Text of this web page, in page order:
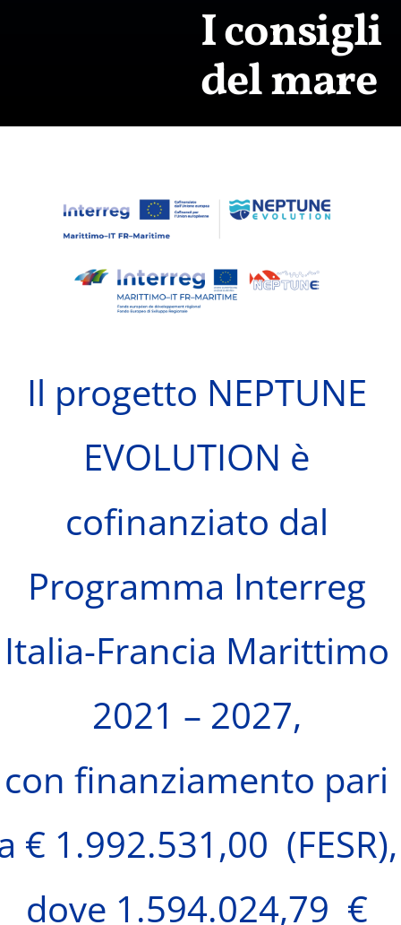
I consigli
del mare
Il progetto NEPTUNE
EVOLUTION è
cofinanziato dal
Programma Interreg
Italia-Francia Marittimo
2021 – 2027,
con finanziamento pari
€ 1.992.531,00 (FESR),
dove 1.594.024,79 €